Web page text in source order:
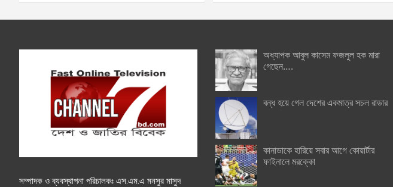
সম্পাদক ও ব্যবস্থাপনা পরিচালকঃ এস.এম.এ মনসুর মাসুদ
অধ্যাপক আবুল কাসেম ফজলুল হক মারা
গেছেন….
বন্ধ হয়ে গেল দেশের একমাত্র সচল রাডার
কানাডাকে হারিয়ে সবার আগে কোয়ার্টার
ফাইনালে মরক্কো